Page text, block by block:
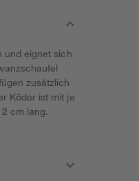
und eignet sich
zusätzlich
Köder ist mit je
cm lang.